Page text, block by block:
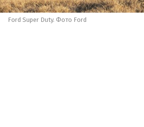
Ford Super Duty. Фото Ford